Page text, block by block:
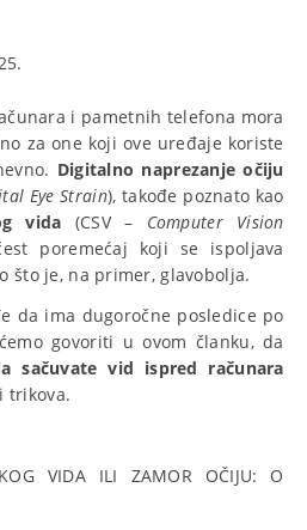
i pametnih telefona mora
za one koji ove uređaje koriste
Digitalno naprezanje očiju
Eye Strain), takođe poznato kao
vida (CSV – Computer Vision
poremećaj koji se ispoljava
što je, na primer, glavobolja.
da ima dugoročne posledice po
govoriti u ovom članku, da
sačuvate vid ispred računara
trikova.
VIDA ILI ZAMOR OČIJU: O